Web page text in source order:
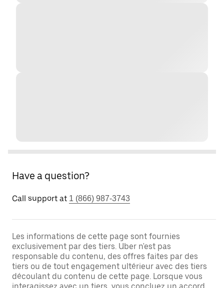
Have a question?
Call support at 1 (866) 987-3743
Les informations de cette page sont fournies
exclusivement par des tiers. Uber n'est pas
responsable du contenu, des offres faites par des
tiers ou de tout engagement ultérieur avec des tiers
découlant du contenu de cette page. Lorsque vous